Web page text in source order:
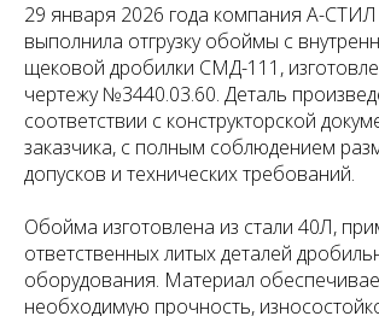
29 января 2026 года компания А-
выполнила отгрузку обоймы с
щековой дробилки СМД-111,
чертежу №3440.03.60. Деталь
соответствии с конструкторской
заказчика, с полным соблюдением
допусков и технических требований.
Обойма изготовлена из стали 40Л,
ответственных литых деталей
оборудования. Материал
необходимую прочность,